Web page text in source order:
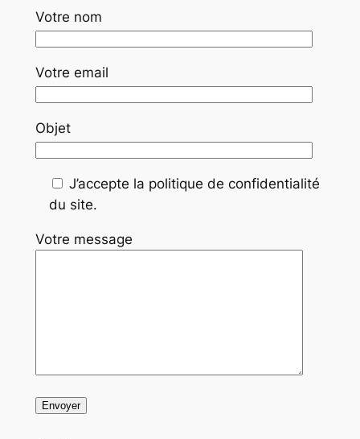
Votre nom
Votre email
Objet
J’accepte la politique de confidentialité
du site.
Votre message